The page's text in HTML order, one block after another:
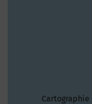
Cartographie